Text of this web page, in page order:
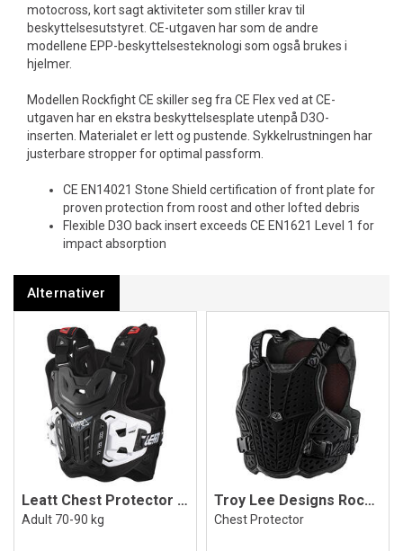
motocross, kort sagt aktiviteter som stiller krav til
beskyttelsesutstyret. CE-utgaven har som de andre
modellene EPP-beskyttelsesteknologi som også brukes i
hjelmer.
Modellen Rockfight CE skiller seg fra CE Flex ved at CE-
utgaven har en ekstra beskyttelsesplate utenpå D3O-
inserten. Materialet er lett og pustende. Sykkelrustningen har
justerbare stropper for optimal passform.
CE EN14021 Stone Shield certification of front plate for
proven protection from roost and other lofted debris
Flexible D3O back insert exceeds CE EN1621 Level 1 for
impact absorption
Alternativer
Leatt Chest Protector 4.5 Black, Adult
Adult 70-90 kg
Troy Lee Designs Rockfight CE Flex Black
Chest Protector